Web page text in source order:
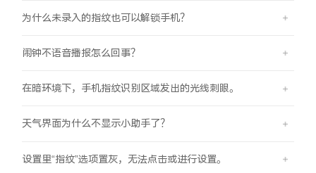
为什么未录入的指纹也可以解锁手机？
闹钟不语音播报怎么回事？
在暗环境下，手机指纹识别区域发出的光线刺眼。
天气界面为什么不显示小助手了？
设置里“指纹”选项置灰，无法点击或进行设置。